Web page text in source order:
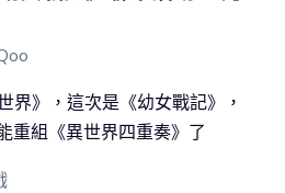
界》，這次是《幼女戰記》，
重組《異世界四重奏》了